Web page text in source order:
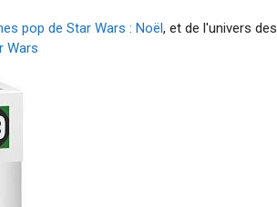
pop de Star Wars : Noël, et de l'univers des
Wars